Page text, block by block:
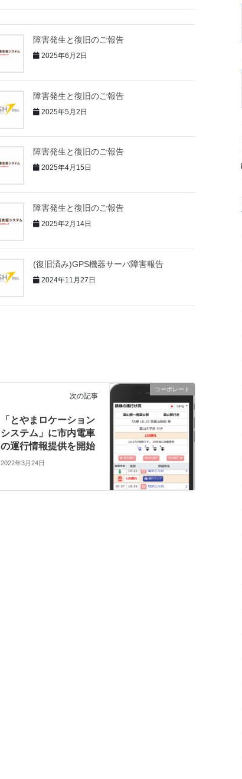
障害発生と復旧のご報告
2025年6月2日
障害発生と復旧のご報告
2025年5月2日
障害発生と復旧のご報告
2025年4月15日
障害発生と復旧のご報告
2025年2月14日
(復旧済み)GPS機器サーバ障害報告
2024年11月27日
コーポレート
次の記事
「とやまロケーション
システム」に市内電車
の運行情報提供を開始
2022年3月24日